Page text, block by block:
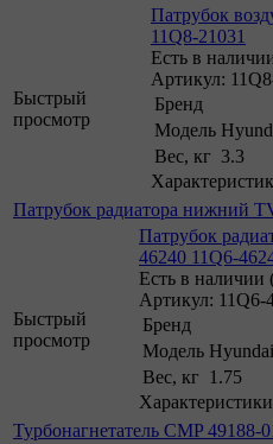
Быстрый
просмотр
Патрубок
11Q8-21031
Есть в
Артикул:
Бренд
Модель
Вес, кг 3.3
Патрубок радиатора нижний
Быстрый
просмотр
Патрубок
46240 11Q6-
Есть в наличии
Артикул: 11Q6-
Бренд
Модель
Вес, кг
1.75
Характеристики
Турбонагнетатель CMP 49188-